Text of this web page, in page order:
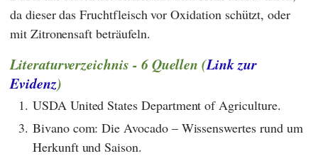
da dieser das Fruchtfleisch vor Oxidation schützt, oder
mit Zitronensaft beträufeln.
Literaturverzeichnis - 6 Quellen (Link zur
Evidenz)
1. USDA United States Department of Agriculture.
3. Bivano com: Die Avocado – Wissenswertes rund um
Herkunft und Saison.